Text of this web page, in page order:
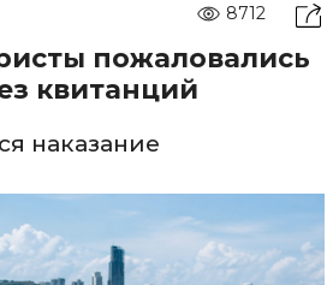
8712
пожаловались
квитанций
наказание